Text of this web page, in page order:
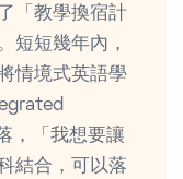
「教學換宿計
短短幾年內，
情境式英語學
，「我想要讓
結合，可以落